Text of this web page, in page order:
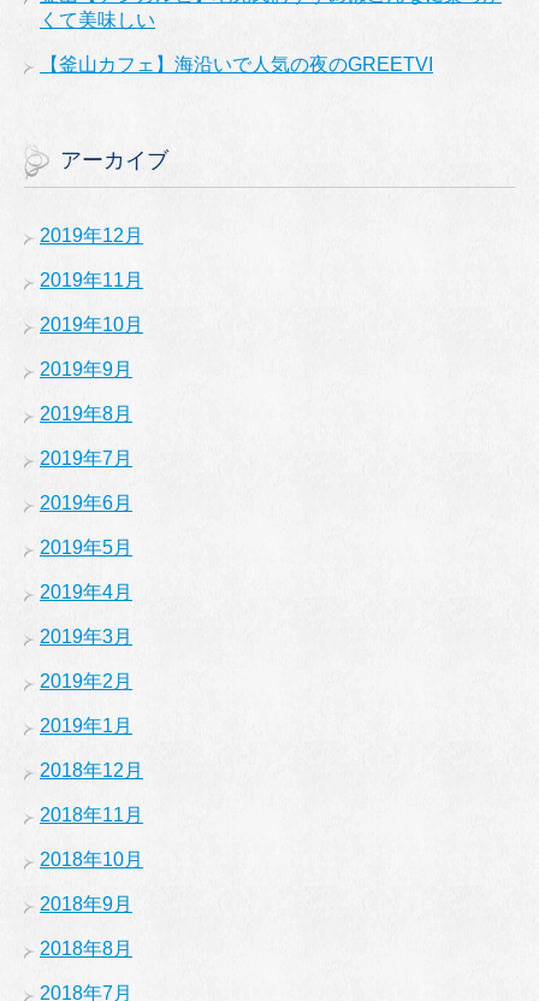
くて美味しい
【釜山カフェ】海沿いで人気の夜のGREETVI
アーカイブ
2019年12月
2019年11月
2019年10月
2019年9月
2019年8月
2019年7月
2019年6月
2019年5月
2019年4月
2019年3月
2019年2月
2019年1月
2018年12月
2018年11月
2018年10月
2018年9月
2018年8月
2018年7月